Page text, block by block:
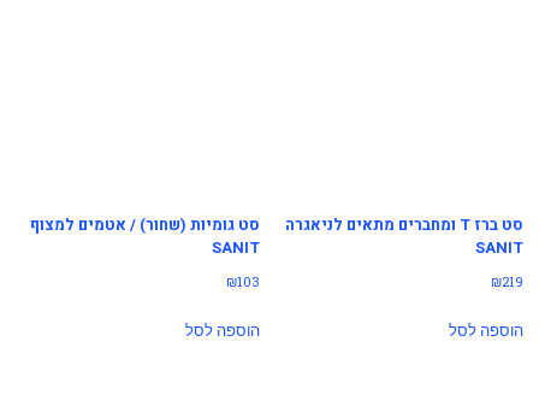
סט ברז T ומחברים מתאים לניאגרה
SANIT
₪219
הוספה לסל
סט גומיות (שחור) / אטמים למצוף
SANIT
₪103
הוספה לסל